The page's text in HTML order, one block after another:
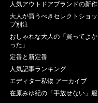
人気アウトドアブランドの新作
大人が買うべきセレクトショッ
プ別注
おしゃれな大人の「買ってよか
った」
定番と新定番
人気記事ランキング
エディター私物 アーカイブ
在原みゆ紀の「手放せない」服